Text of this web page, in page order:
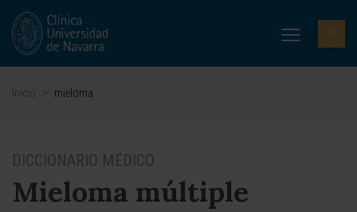
Inicio > mieloma
DICCIONARIO MÉDICO
Mieloma múltiple